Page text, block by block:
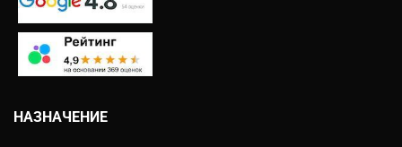
НАЗНАЧЕНИЕ